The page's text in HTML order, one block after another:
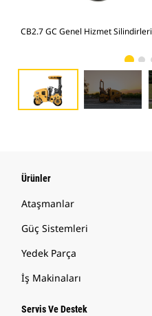
CB2.7 GC Genel Hizmet Silindirleri
Ürünler
Ataşmanlar
Güç Sistemleri
Yedek Parça
İş Makinaları
Servis Ve Destek